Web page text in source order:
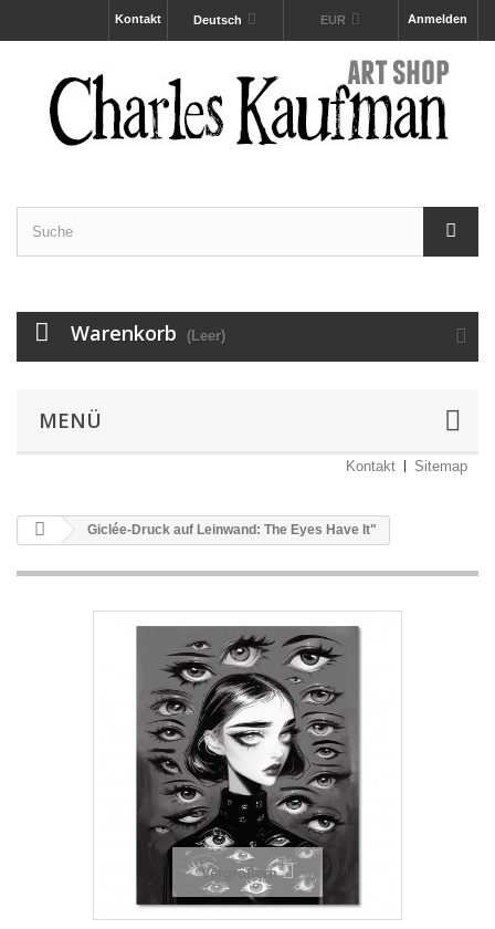
Anmelden
EUR
Deutsch
Kontakt
Warenkorb (Leer)
MENÜ
Kontakt Sitemap
Giclée-Druck auf Leinwand: The Eyes Have It"
Vergrößern